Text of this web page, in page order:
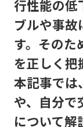
行性能の低
ブルや事故
す。そのた
を正しく把
本記事では
や、自分で
について解